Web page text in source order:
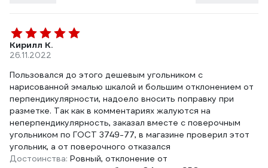
Кирилл К.
26.11.2022
Пользовался до этого дешевым угольником с
нарисованной эмалью шкалой и большим отклонением от
перпендикулярности, надоело вносить поправку при
разметке. Так как в комментариях жалуются на
неперпендикулярность, заказал вместе с поверочным
угольником по ГОСТ 3749-77, в магазине проверил этот
угольник, а от поверочного отказался
Достоинства: Ровный, отклонение от